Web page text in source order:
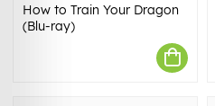
How to Train Your Dragon
(Blu-ray)